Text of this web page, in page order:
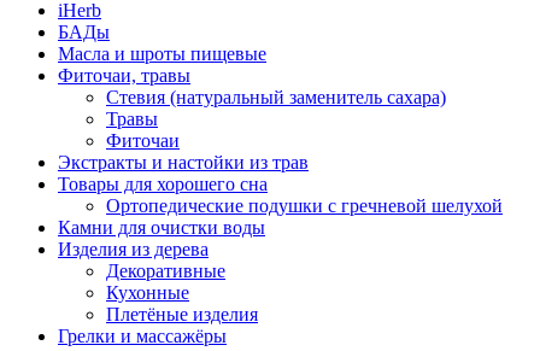
iHerb
БАДы
Масла и шроты пищевые
Фиточаи, травы
Стевия (натуральный заменитель сахара)
Травы
Фиточаи
Экстракты и настойки из трав
Товары для хорошего сна
Ортопедические подушки с гречневой шелухой
Камни для очистки воды
Изделия из дерева
Декоративные
Кухонные
Плетёные изделия
Грелки и массажёры